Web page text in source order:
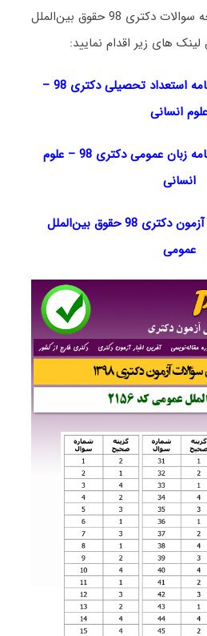
جهت دانلود رایگان دفترچه سوالات دکتری 98 حقوق بین‌الملل
های زیر اقدام نمایید:
استعداد تحصیلی دکتری 98
–
علوم انسانی
زبان عمومی دکتری 98 – علوم
انسانی
دانلود دفترچه سوالات آزمون دکتری 98 حقوق بین‌الملل
عمومی